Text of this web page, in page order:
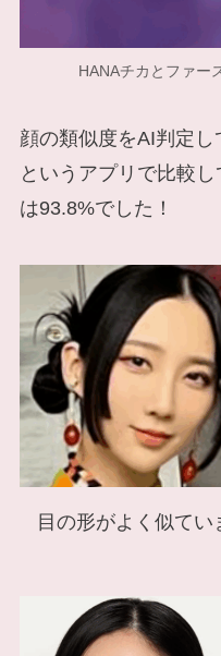
HANAチカとファー
顔の類似度をAI判定し
というアプリで比較
は93.8%でした！
目の形がよく似てい